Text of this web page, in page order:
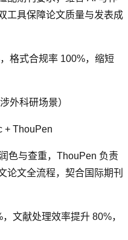
工具保障论文质量与发表成
格式合规率 100%，缩短
外科研场景）
+ ThouPen
色与查重，ThouPen 负责
论文全流程，契合国际期刊
文献处理效率提升 80%，